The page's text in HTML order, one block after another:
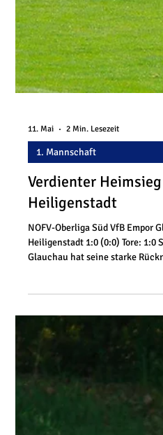
18. Mai 2 Min. Lesezeit
1. Mannschaft
Leistungsgerechtes
Wernigerode
NOFV-Oberliga Süd FC Einheit
Glauchau 1:1 (0:0) Tore: 0:1
belohnt starke Rückrunde mit
Empor Glauchau hat seine
Oberliga-Spieltag bestätigt.
ihre Erfolgsserie weiter aus.
Auswärtspunkt die Marke von
wichtiges Ziel, das sich die